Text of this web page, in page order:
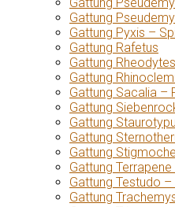
Gattung
Gattung Pyxis –
Gattung Rafetus
Gattung Rheodytes
Gattung
Gattung Sacalia –
Gattung
Gattung
Gattung
Gattung
Gattung
Gattung Testudo
Gattung